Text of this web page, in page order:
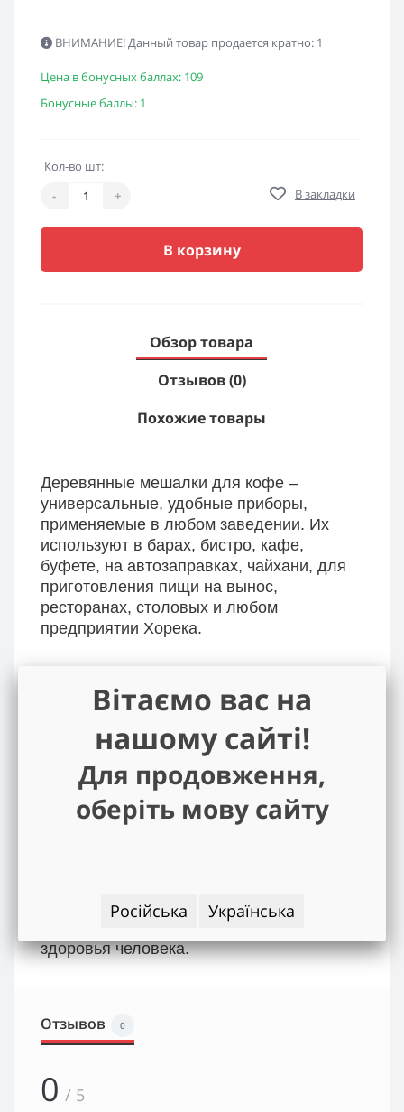
ВНИМАНИЕ! Данный товар продается кратно: 1
Цена в бонусных баллах: 109
Бонусные баллы: 1
Кол-во шт:
-
+ В закладки
В корзину
Обзор товара
Отзывов (0)
Похожие товары
Деревянные мешалки для кофе –
универсальные, удобные приборы,
применяемые в любом заведении. Их
используют в барах, бистро, кафе,
буфете, на автозаправках, чайхани, для
приготовления пищи на вынос,
ресторанах, столовых и любом
предприятии Хорека.
- Палочки предназначены для
размешивания сахара в кофе, чае, густом
коктейле и любых горячих, холодных
напитков.
- Они просты в использовании, не
ломаются, не промокают и не требуют
- Деревянные палочки – экологически
здоровья человека.
Отзывов 0
0 / 5
Вітаємо вас на
нашому сайті!
Для продовження,
оберіть мову сайту
Російська Українська